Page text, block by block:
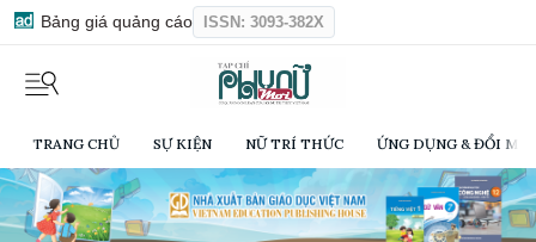
Bảng giá quảng cáo ISSN: 3093-382X
TRANG CHỦ SỰ KIỆN NỮ TRÍ THỨC ỨNG DỤNG & ĐỔI